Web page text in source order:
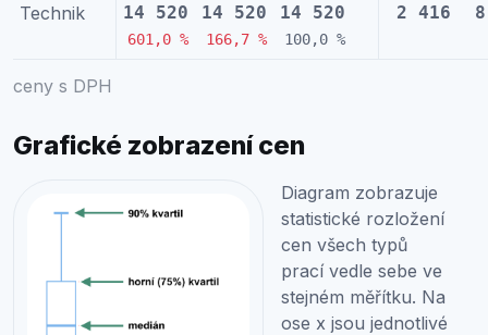
ceny s DPH
Technik 14 520
601,0 %
14 520
166,7 %
14 520
100,0 %
2 416
Grafické zobrazení cen
Diagram zobrazuje
statistické rozložení
cen všech typů
prací vedle sebe ve
stejném měřítku. Na
ose x jsou jednotlivé